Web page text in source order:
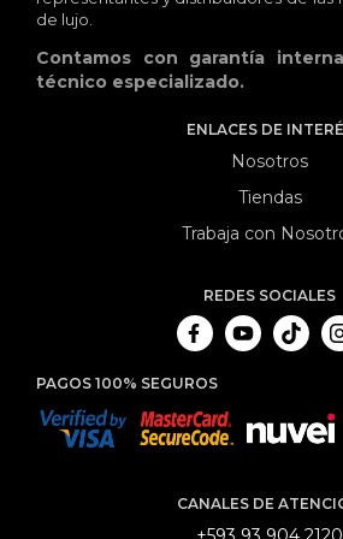
de lujo.
Contamos con garantía
técnico especializado.
ENLACES DE
Nosotros
Tiendas
Trabaja con
REDES SOCIALES
PAGOS 100% SEGUROS
CANALES DE